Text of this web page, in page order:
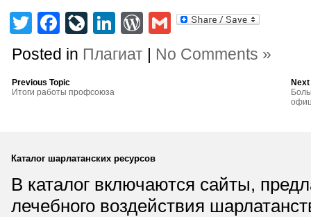
TwitterFacebook
LiveJournal
LinkedIn
WordPress
Gmail
Posted in Плагиат | No Comments »
Previous Topic
Итоги работы профсоюза
Каталог шарлатанских ресурсов
В каталог включаются сайты,
лечебного воздействия